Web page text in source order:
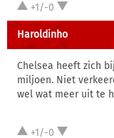
+1/-0
Haroldinho
Chelsea heeft zich
miljoen. Niet
wel wat meer uit te
+1/-0